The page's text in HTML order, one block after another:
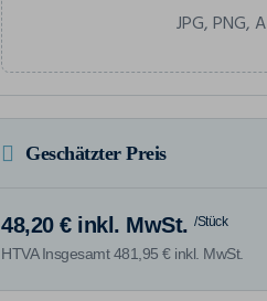
JPG, PNG,
Geschätzter Preis
48,20 € inkl. MwSt. /Stück
HTVA Insgesamt 481,95 € inkl. MwSt.